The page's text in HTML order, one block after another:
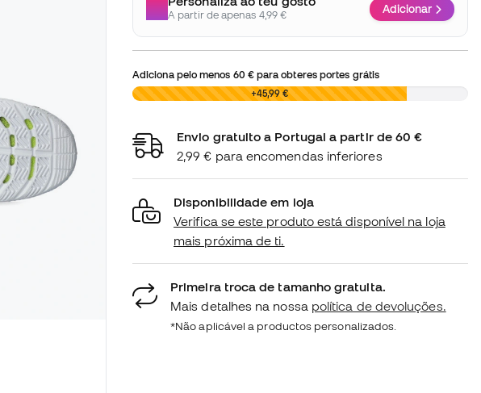
A partir de apenas 4,99 € Adicionar
Adiciona pelo menos 60 €para obteres portes grátis
0,00 € +45,99 €
Envio gratuito a Portugal a partir de 60 €
2,99 € para encomendas inferiores
Disponibilidade em loja
Verifica se este produto está disponível na loja
mais próxima de ti.
Primeira troca de tamanho gratuita.
Mais detalhes na nossa política de devoluções.
*Não aplicável a productos personalizados.